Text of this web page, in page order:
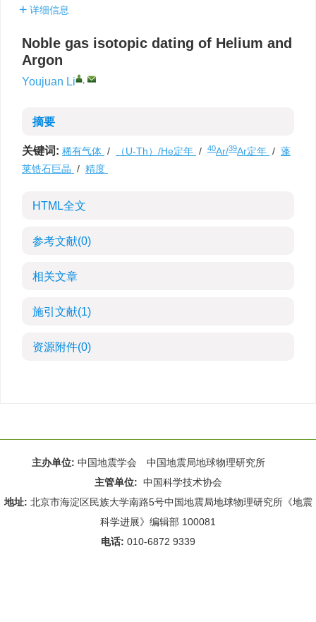
详细信息
Noble gas isotopic dating of Helium and
Argon
Youjuan Li ,
摘要
关键词: 稀有气体 / （U-Th）/He定年 / 40Ar/39Ar定年 / 蓬
莱锆石巨晶 / 精度
HTML全文
参考文献(0)
相关文章
施引文献(1)
资源附件(0)
主办单位: 中国地震学会 中国地震局地球物理研究所
主管单位: 中国科学技术协会
地址: 北京市海淀区民族大学南路5号中国地震局地球物理研究所《地震
科学进展》编辑部 100081
电话: 010-6872 9339